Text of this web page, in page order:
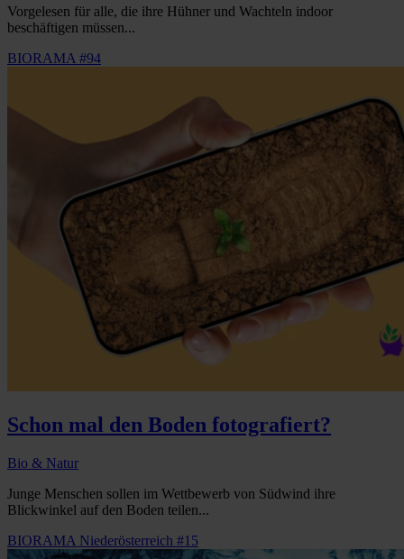
Vorgelesen für alle, die ihre Hühner und Wachteln indoor
beschäftigen müssen...
BIORAMA #94
Schon mal den Boden fotografiert?
Bio & Natur
Junge Menschen sollen im Wettbewerb von Südwind ihre
Blickwinkel auf den Boden teilen...
BIORAMA Niederösterreich #15